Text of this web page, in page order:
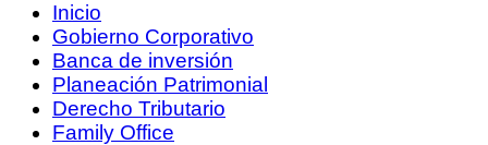
Inicio
Gobierno Corporativo
Banca de inversión
Planeación Patrimonial
Derecho Tributario
Family Office